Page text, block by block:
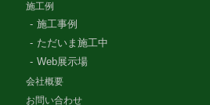
施工例
施工事例
ただいま施工中
Web展示場
会社概要
お問い合わせ